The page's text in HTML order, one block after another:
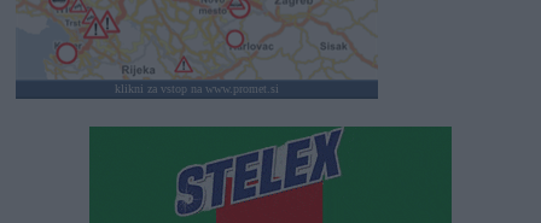
klikni za vstop na www.promet.si